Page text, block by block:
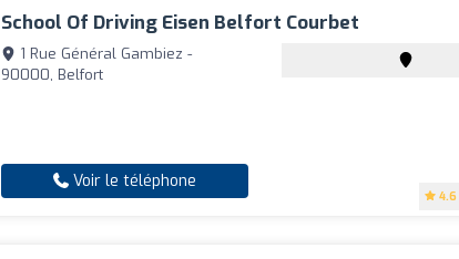
School Of Driving Eisen Belfort Courbet
4.6
1 Rue Général Gambiez -
90000, Belfort
Voir le téléphone